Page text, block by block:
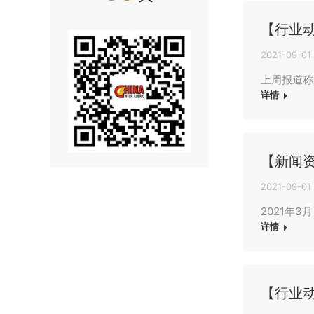
【行
2021-09-01
上周报道
详情
【新闻
2021-09-01
2021年3
详情
【行